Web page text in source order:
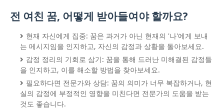
전 여친 꿈, 어떻게 받아들여야 할까요?
현재 자신에게 집중: 꿈은 과거가 아닌 현재의 '나'에게 보내
는 메시지임을 인지하고, 자신의 감정과 상황을 돌아보세요.
감정 정리의 기회로 삼기: 꿈을 통해 드러난 미해결된 감정들
을 인지하고, 이를 해소할 방법을 찾아보세요.
필요하다면 전문가와 상담: 꿈의 의미가 너무 복잡하거나, 현
실의 감정에 부정적인 영향을 미친다면 전문가의 도움을 받는
것도 좋습니다.